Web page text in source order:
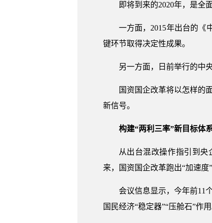
即将到来的2020年，是
一方面，2015年出台的《
键环节取得决定性成果。
另一方面，日前举行的中
国资国企改革将以怎样的
新信号。
构建“两利三率”新目标体
从出台混改操作指引到
来，国资国企改革跑出“加速度
会议信息显示，今年前11
国民经济“稳定器”“压舱石”作用